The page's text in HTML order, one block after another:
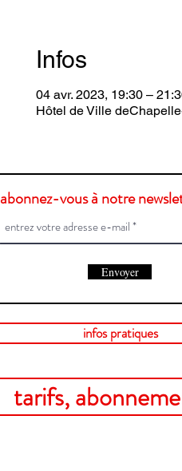
Infos
04 avr. 2023, 19:30 –
Hôtel de Ville
abonnez-vous à notre
Envoyer
infos pratiques
tarifs,